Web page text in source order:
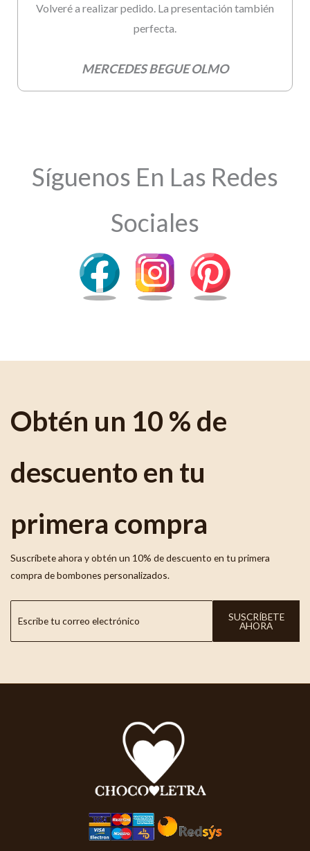
Volveré a realizar pedido. La presentación también
perfecta.
MERCEDES BEGUE OLMO
Síguenos En Las Redes
Sociales
Obtén un 10 % de
descuento en tu
primera compra
Suscríbete ahora y obtén un 10% de descuento en tu primera
compra de bombones personalizados.
SUSCRÍBETE
AHORA